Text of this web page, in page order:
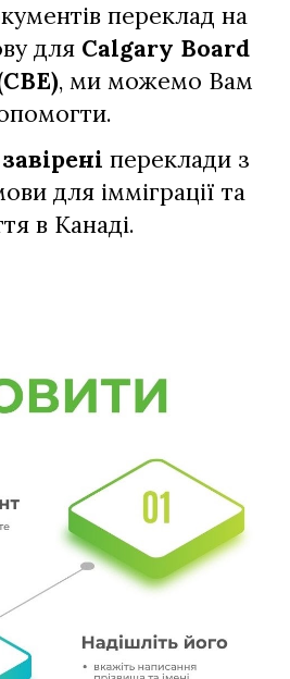
переклад на
для Calgary Board
, ми можемо Вам
переклади з
для імміграції та
в Канаді.